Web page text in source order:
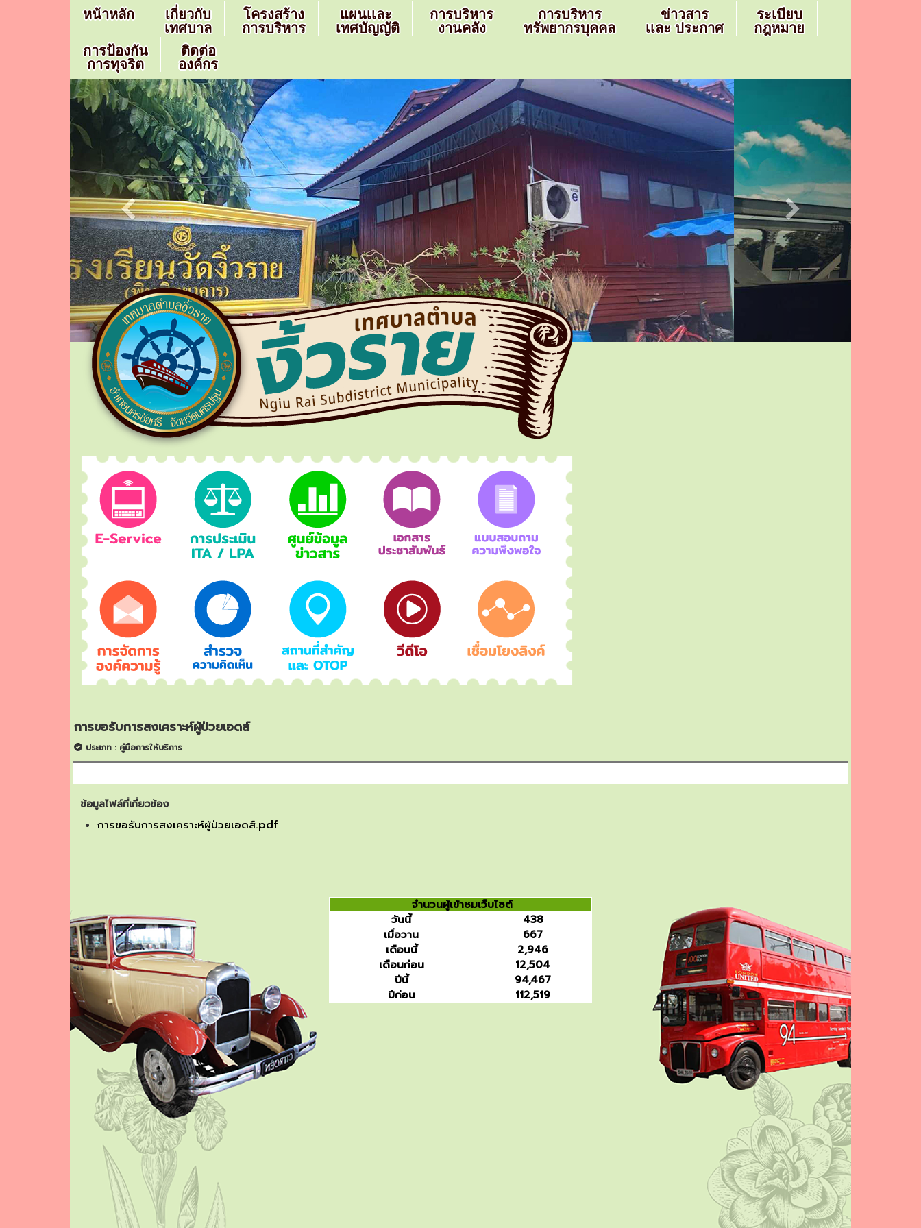
หน้าหลัก
เกี่ยวกับ
เทศบาล
โครงสร้าง
การบริหาร
แผนเเละ
เทศบัญญัติ
การบริหาร
งานคลัง
การบริหาร
ทรัพยากรบุคคล
ข่าวสาร
เเละ ประกาศ
ระเบียบ
กฎหมาย
การป้องกัน
การทุจริต
ติดต่อ
องค์กร
การขอรับการสงเคราะห์ผู้ป่วยเอดส์
ประเภท : คู่มือการให้บริการ
ข้อมูลไฟล์ที่เกี่ยวข้อง
การขอรับการสงเคราะห์ผู้ป่วยเอดส์.pdf
จำนวนผู้เข้าชมเว็บไซต์
วันนี้
438
เมื่อวาน
667
เดือนนี้
2,946
เดือนก่อน
12,504
ปีนี้
94,467
ปีก่อน
112,519